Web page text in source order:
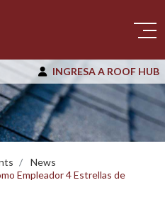
INGRESA A ROOF HUB
News
Empleador 4 Estrellas de